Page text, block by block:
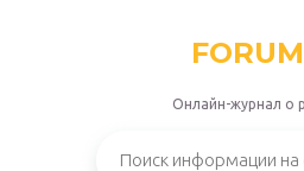
Онлайн-журнал о